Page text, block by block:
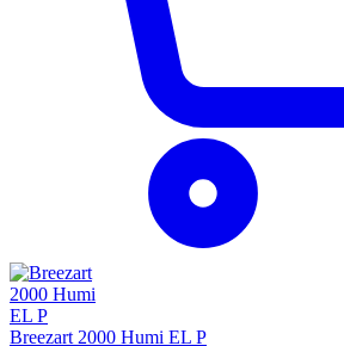
Breezart 2000 Humi EL P